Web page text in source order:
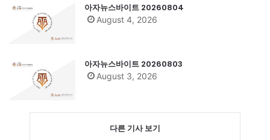
아자뉴스바이트 20260804
August 4, 2026
아자뉴스바이트 20260803
August 3, 2026
다른 기사 보기